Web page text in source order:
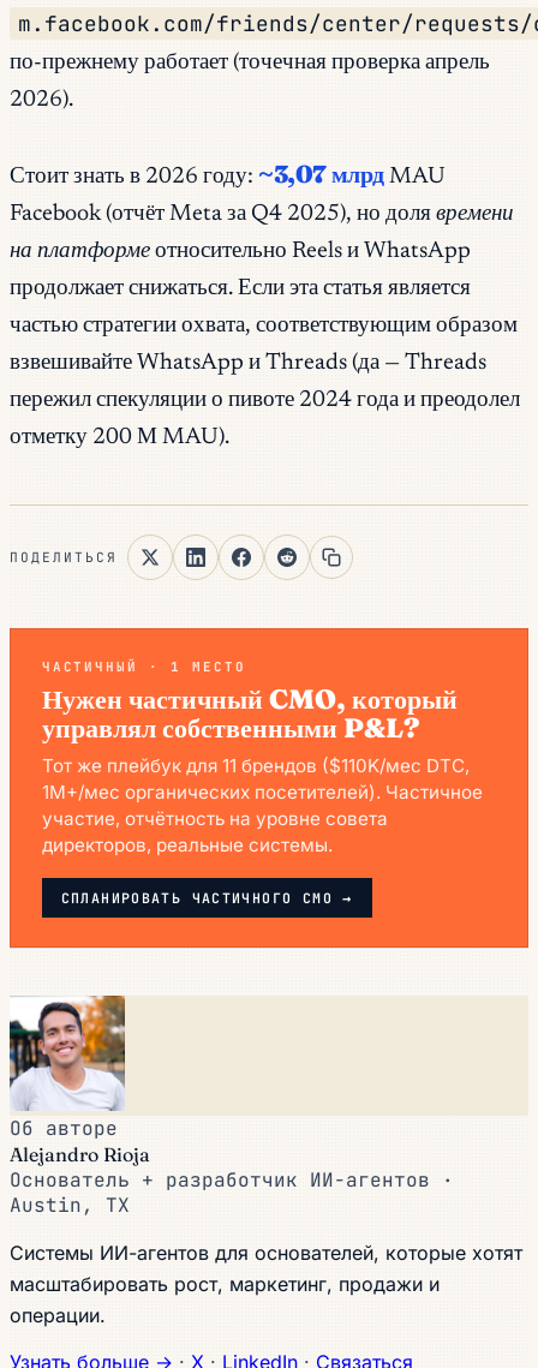
m.facebook.com/friends/center/requests/
по-прежнему работает (точечная проверка апрель
2026).
Стоит знать в 2026 году: ~3,07 млрдMAU
Facebook (отчёт Meta за Q4 2025), но доля времени
на платформе относительно Reels и WhatsApp
продолжает снижаться. Если эта статья является
частью стратегии охвата, соответствующим образом
взвешивайте WhatsApp и Threads (да — Threads
пережил спекуляции о пивоте 2024 года и преодолел
отметку 200 М MAU).
ПОДЕЛИТЬСЯ
ЧАСТИЧНЫЙ · 1 МЕСТО
Нужен частичный CMO, который
управлял собственными P&L?
Тот же плейбук для 11 брендов ($110K/мес DTC,
1M+/мес органических посетителей). Частичное
участие, отчётность на уровне совета
директоров, реальные системы.
СПЛАНИРОВАТЬ ЧАСТИЧНОГО CMO →
Об авторе
Alejandro Rioja
Основатель + разработчик ИИ-агентов ·
Austin, TX
Системы ИИ-агентов для основателей, которые хотят
масштабировать рост, маркетинг, продажи и
операции.
Узнать больше → · X · LinkedIn · Связаться